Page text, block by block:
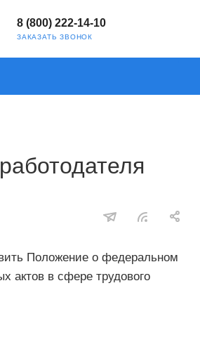
8 (800) 222-14-10
ЗАКАЗАТЬ ЗВОНОК
Положение о федеральном
актов в сфере трудового